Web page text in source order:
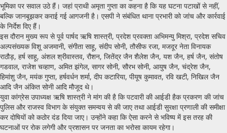
भूमिका पर सवाल उठे हैं। जहां प्राथी अमृता गुप्ता का कहना है कि यह घटना पटाखों से नहीं,
बल्कि जानबूझकर कराई गई आगजनी है। एसपी ने संबंधित थाना प्रभारी को जांच और कार्रवाई
के निर्देश दिए हैं।
इस दौरान मुख्य रूप से पूर्व पार्षद ऋषि शास्त्री, प्रदेश प्रवक्ता अभिमन्यु मिश्रा, प्रदेश सचिव
अल्पसंख्यक विशू अजमानी, संगीता साहू, संदीप सोनी, तौसीफ रजा, मजदूर नेता विनायक
राठौड़, हर्ष साहू, अंशल श्रीवास्तव, रौशन, जितेंद्र जैन शैलेश जैन, यश जैन, हर्ष जैन, संतोष
गडवाल, राजेश चव्हाण, अमित झंगेल, सागर सोनी, सौरभ सोनी, आयुष जैन, चंद्रेश जैन,
हिमांशु जैन, मयंक गुप्ता, हर्षवर्धन शर्मा, दीप कटारिया, पीयूष कुमावत, रवि खटी, निखिल जैन
आदि जैन अंकित सोनी आदि मौजूद थे।
युवा कांग्रेस उपाध्यक्ष ऋषि शास्त्री ने मांग की है कि पटवारी की आईडी हैक प्रकरण की जांच
पुलिस और राजस्व विभाग के संयुक्त समन्वय से की जाए तथा आईडी सुरक्षा प्रणाली की समीक्षा
कर दोषियों को कठोर दंड दिया जाए। उन्होंने कहा कि ऐसा करने से भविष्य में इस तरह की
घटनाओं पर रोक लगेगी और प्रशासन पर जनता का भरोसा कायम रहेगा।